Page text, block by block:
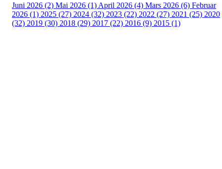
Juni 2026 (2) Mai 2026 (1) April 2026 (4) Mars 2026 (6) Februar
2026 (1) 2025 (27) 2024 (32) 2023 (22) 2022 (27) 2021 (25) 2020
(32) 2019 (30) 2018 (29) 2017 (22) 2016 (9) 2015 (1)